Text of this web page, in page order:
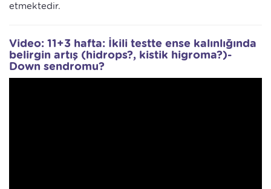
etmektedir.
Video: 11+3 hafta: İkili testte ense kalınlığında
belirgin artış (hidrops?, kistik higroma?)-
Down sendromu?